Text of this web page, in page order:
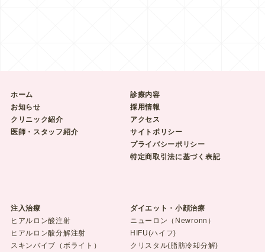
ホーム
お知らせ
クリニック紹介
医師・スタッフ紹介
診療内容
採用情報
アクセス
サイトポリシー
プライバシーポリシー
特定商取引法に基づく表記
注入治療
ヒアルロン酸注射
ヒアルロン酸分解注射
スキンバイブ（ボライト）
ダイエット・小顔治療
ニューロン（Newronn）
HIFU(ハイフ)
クリスタル(脂肪冷却分解)